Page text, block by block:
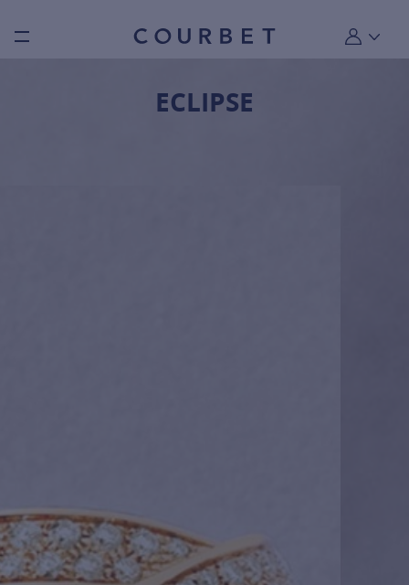
Burger toggle menu Mon
ECLIPSE